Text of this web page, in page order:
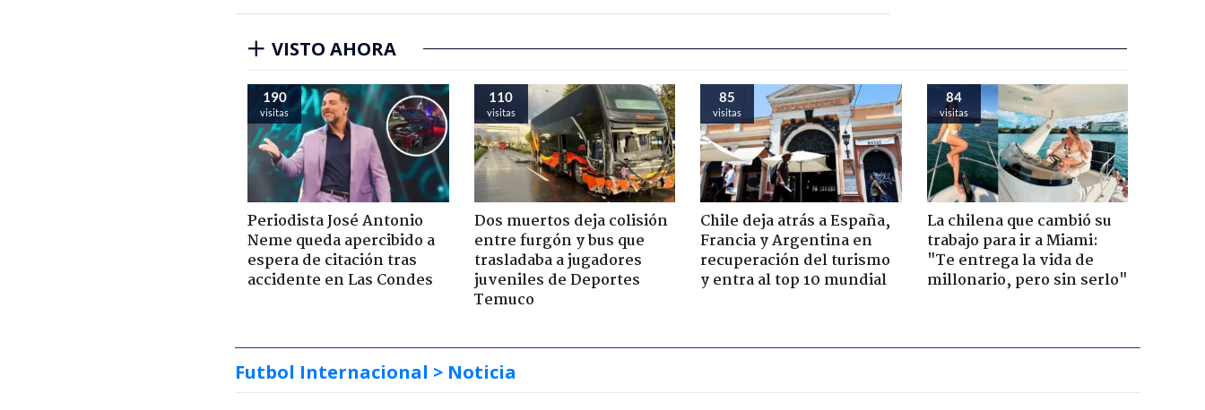
VISTO AHORA
190
visitas
Periodista José Antonio
Neme queda apercibido a
espera de citación tras
accidente en Las Condes
110
visitas
Dos muertos deja colisión
entre furgón y bus que
trasladaba a jugadores
juveniles de Deportes
Temuco
85
visitas
Chile deja atrás a España,
Francia y Argentina en
recuperación del turismo
y entra al top 10 mundial
84
visitas
La chilena que cambió su
trabajo para ir a Miami:
"Te entrega la vida de
millonario, pero sin serlo"
Futbol Internacional > Noticia